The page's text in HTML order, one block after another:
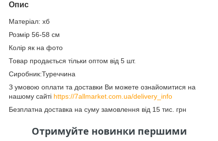
Опис
Матеріал: хб
Розмір 56-58 см
Колір як на фото
Товар продається тільки оптом від 5 шт.
Сиробник:Туреччина
З умовою оплати та доставки Ви можете ознайомитися на
нашому сайті https://7allmarket.com.ua/delivery_info
Безплатна доставка на суму замовлення від 15 тис. грн
Отримуйте новинки першими